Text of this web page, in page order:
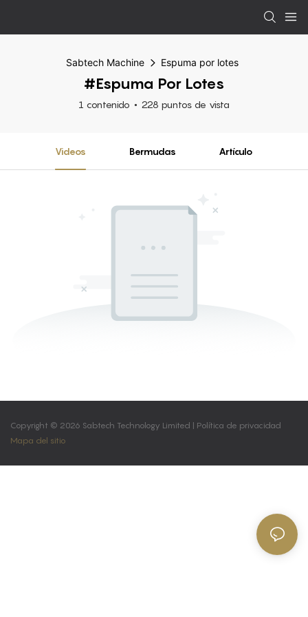
Sabtech Machine Espuma por lotes
#Espuma Por Lotes
1 contenido 228 puntos de vista
Videos Bermudas Artículo
Copyright © 2026 Sabtech Technology Limited | Política de privacidad
Mapa del sitio